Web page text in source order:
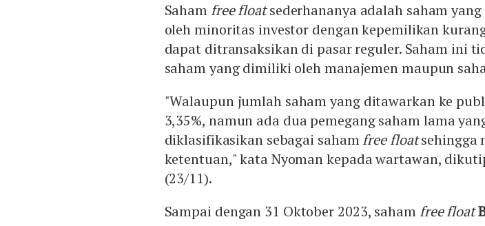
Saham free floatsederhananya adalah saham
oleh minoritas investor dengan kepemilikan
dapat ditransaksikan di pasar reguler. Saham ini
saham yang dimiliki oleh manajemen maupun
"Walaupun jumlah saham yang ditawarkan ke
3,35%, namun ada dua pemegang saham lama
diklasifikasikan sebagai sahamfree floatsehingga
ketentuan," kata Nyoman kepada wartawan,
(23/11).
Sampai dengan 31 Oktober 2023, sahamfree float